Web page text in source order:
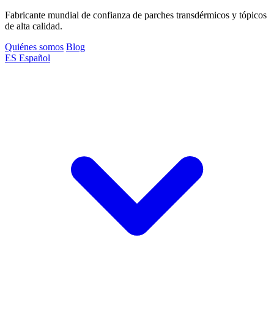
Fabricante mundial de confianza de parches transdérmicos y tópicos
de alta calidad.
Quiénes somos Blog
ES Español